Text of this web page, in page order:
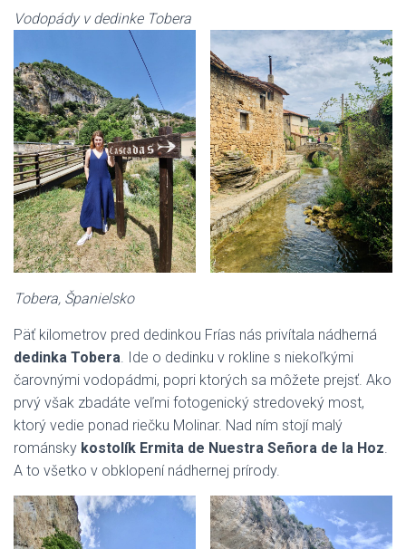
Vodopády v dedinke Tobera
Tobera, Španielsko
Päť kilometrov pred dedinkou Frías nás privítala nádherná
dedinka Tobera. Ide o dedinku v rokline s niekoľkými
čarovnými vodopádmi, popri ktorých sa môžete prejsť. Ako
prvý však zbadáte veľmi fotogenický stredoveký most,
ktorý vedie ponad riečku Molinar. Nad ním stojí malý
románsky kostolík Ermita de Nuestra Señora de la Hoz.
A to všetko v obklopení nádhernej prírody.